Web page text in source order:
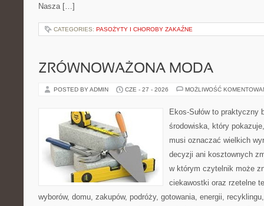
Nasza […]
CATEGORIES: PASOŻYTY I CHOROBY ZAKAŹNE
ZRÓWNOWAŻONA MODA
POSTED BY ADMIN CZE - 27 - 2026 MOŻLIWOŚĆ
Ekos-Sułów to praktyczny
środowiska, który
musi oznaczać wielkich
decyzji ani kosztownych
w którym czytelnik może
ciekawostki oraz rzetelne
wyborów, domu, zakupów, podróży, gotowania, energii,